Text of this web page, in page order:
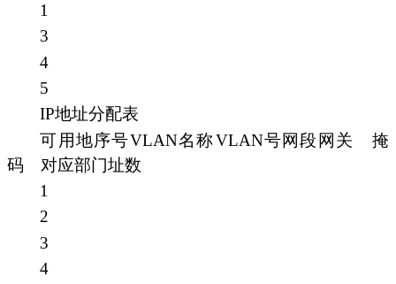
1
3
4
5
IP地址分配表
可用地序号VLAN名称VLAN号网段网关
掩
码
对应部门址数
1
2
3
4